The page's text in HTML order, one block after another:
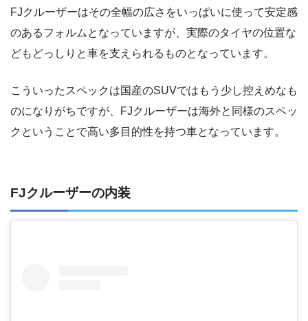
FJクルーザーはその全幅の広さをいっぱいに使って安定感
のあるフォルムとなっていますが、実際のタイヤの位置な
どもどっしりと車を支えられるものとなっています。
こういったスペックは国産のSUVではもう少し控えめなも
のになりがちですが、FJクルーザーは海外と同様のスペッ
クということで高い多目的性を持つ車となっています。
FJクルーザーの内装